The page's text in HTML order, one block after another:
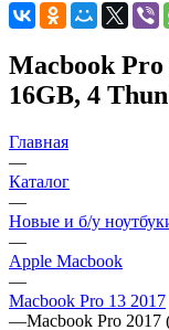
Macbook
16GB, 4
Главная
—
Каталог
—
Новые и б/у
—
Apple Macbook
—
Macbook Pro 13 2017
—Macbook Pro